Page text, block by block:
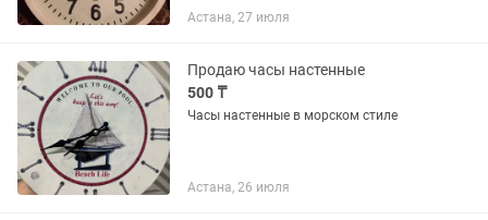
Астана, 27 июля
Продаю часы настенные
500 ₸
Часы настенные в морском стиле
Астана, 26 июля